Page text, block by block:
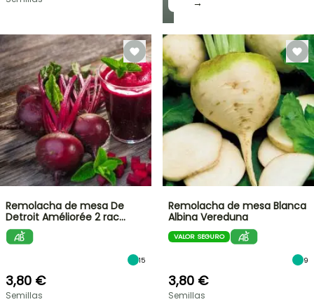
→
Remolacha de mesa De
Detroit Améliorée 2 rac…
15
3,80 €
Semillas
Remolacha de mesa Blanca
Albina Vereduna
VALOR SEGURO
9
3,80 €
Semillas